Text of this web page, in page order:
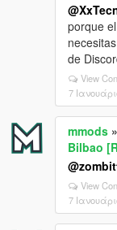
porque
de
View
7
mmods »
Bilbao
View
7